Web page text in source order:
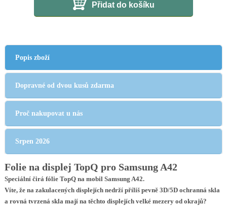
Přidat do košíku
Popis zboží
Dopravné od dvou kusů zdarma
Proč nakupovat u nás
Srpen 2026
Folie na displej TopQ pro Samsung A42
Speciální čirá fólie TopQ na mobil Samsung A42.
Víte, že na zakulacených displejích nedrží příliš pevně 3D/5D ochranná skla
a rovná tvrzená skla mají na těchto displejích velké mezery od okrajů?